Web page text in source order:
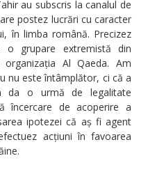
au subscris la canalul de
postez lucrări cu caracter
în limba română. Precizez
o grupare extremistă din
Al Qaeda. Am
nu este întâmplător, ci că a
da o urmă de legalitate
încercare de acoperire a
ipotezei că aș fi agent
acțiuni în favoarea